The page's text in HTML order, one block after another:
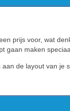
prijs voor, wat
gaan maken
de layout van je